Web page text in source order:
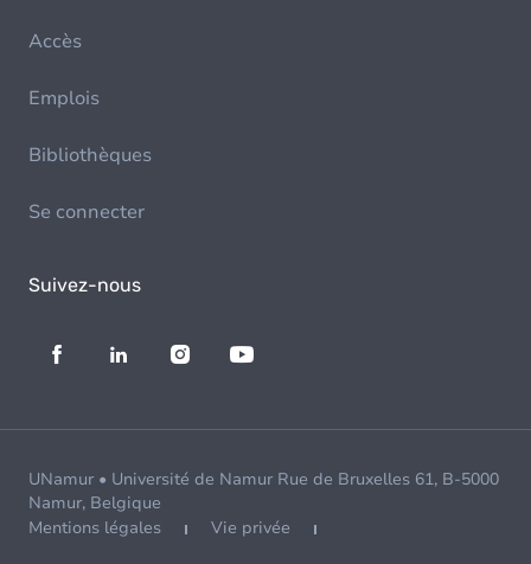
Accès
Emplois
Bibliothèques
Se connecter
Suivez-nous
UNamur • Université de Namur Rue de Bruxelles 61, B-5000
Namur, Belgique
Mentions légales
Vie privée